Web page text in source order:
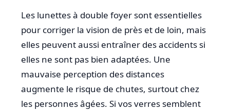
Les lunettes à double foyer sont essentielles
pour corriger la vision de près et de loin, mais
elles peuvent aussi entraîner des accidents si
elles ne sont pas bien adaptées. Une
mauvaise perception des distances
augmente le risque de chutes, surtout chez
les personnes âgées. Si vos verres semblent